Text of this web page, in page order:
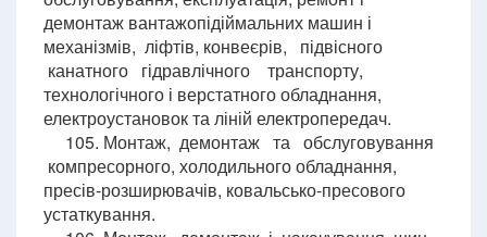
демонтаж вантажопідіймальних машин і
механізмів, ліфтів, конвеєрів, підвісного
канатного гідравлічного транспорту,
технологічного і верстатного обладнання,
електроустановок та ліній електропередач.
105. Монтаж, демонтаж та обслуговування
компресорного, холодильного обладнання,
пресів-розширювачів, ковальсько-пресового
устаткування.